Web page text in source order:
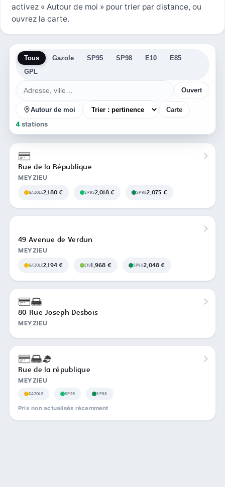
activez « Autour de moi » pour trier par distance, ou
ouvrez la carte.
Tous Gazole SP95 SP98 E10
E85
GPL
Ouvert
Autour de moi Carte
4stations
Rue de la République
MEYZIEU
GAZOLE2,180 € SP952,018 € SP982,075 €
49 Avenue de Verdun
MEYZIEU
GAZOLE2,194 € E101,968 € SP982,048 €
80 Rue Joseph Desbois
MEYZIEU
Rue de la république
MEYZIEU
GAZOLE SP95 SP98
Prix non actualisés récemment